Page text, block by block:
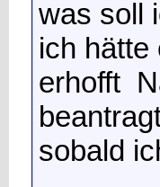
was soll
ich hätte
erhofft
sobald